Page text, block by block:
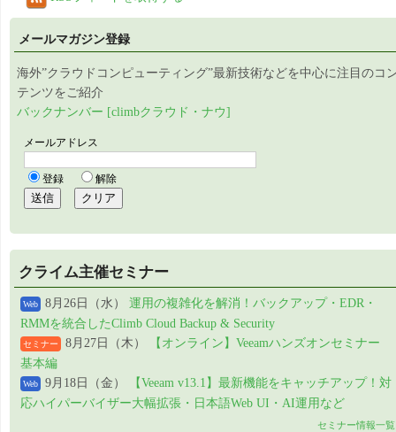
メールマガジン登録
海外”クラウドコンピューティング”最新技術などを中心に注目のコ
テンツをご紹介
バックナンバー [climbクラウド・ナウ]
クライム主催セミナー
Web 8月26日（水） 運用の複雑化を解消！バックアップ・EDR・
RMMを統合したClimb Cloud Backup & Security
セミナー 8月27日（木）
【オンライン】Veeamハンズオンセミナー
基本編
Web 9月18日（金）
【Veeam v13.1】最新機能をキャッチアップ！対
応ハイパーバイザー大幅拡張・日本語Web UI・AI運用など
セミナー情報一覧